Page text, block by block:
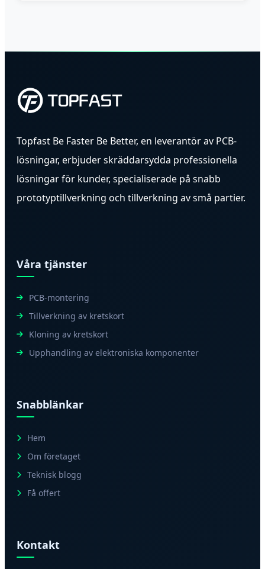
Topfast Be Faster Be Better, en leverantör av PCB-
lösningar, erbjuder skräddarsydda professionella
lösningar för kunder, specialiserade på snabb
prototyptillverkning och tillverkning av små partier.
Våra tjänster
PCB-montering
Tillverkning av kretskort
Kloning av kretskort
Upphandling av elektroniska komponenter
Snabblänkar
Hem
Om företaget
Teknisk blogg
Få offert
Kontakt